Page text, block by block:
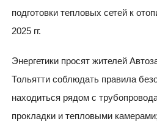
подготовки тепловых сетей к
2025 гг.
Энергетики просят жителей
Тольятти соблюдать правила
находиться рядом с
прокладки и тепловыми